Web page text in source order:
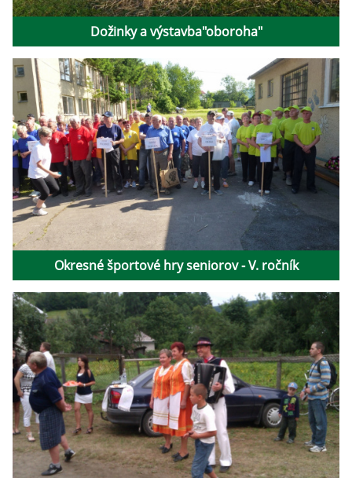
Dožinky a výstavba"oboroha"
Okresné športové hry seniorov - V. ročník